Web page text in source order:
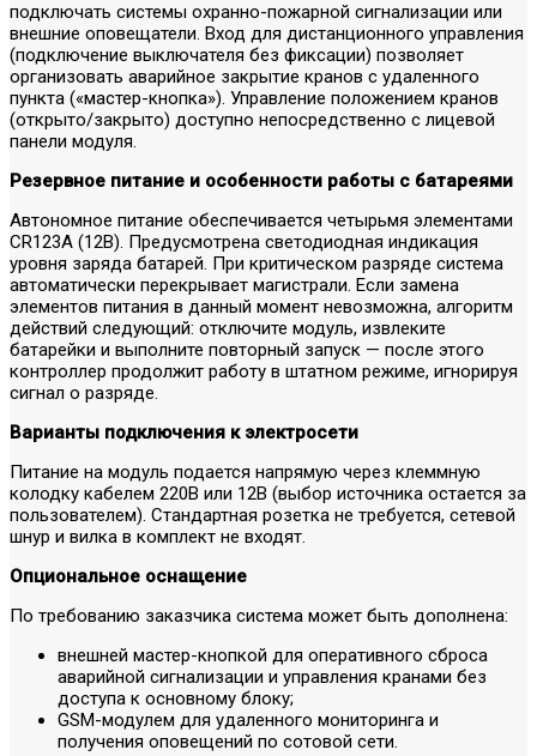
подключать системы охранно-пожарной сигнализации или
внешние оповещатели. Вход для дистанционного управления
(подключение выключателя без фиксации) позволяет
организовать аварийное закрытие кранов с удаленного
пункта («мастер-кнопка»). Управление положением кранов
(открыто/закрыто) доступно непосредственно с лицевой
панели модуля.
Резервное питание и особенности работы с батареями
Автономное питание обеспечивается четырьмя элементами
CR123A (12В). Предусмотрена светодиодная индикация
уровня заряда батарей. При критическом разряде система
автоматически перекрывает магистрали. Если замена
элементов питания в данный момент невозможна, алгоритм
действий следующий: отключите модуль, извлеките
батарейки и выполните повторный запуск — после этого
контроллер продолжит работу в штатном режиме, игнорируя
сигнал о разряде.
Варианты подключения к электросети
Питание на модуль подается напрямую через клеммную
колодку кабелем 220В или 12В (выбор источника остается за
пользователем). Стандартная розетка не требуется, сетевой
шнур и вилка в комплект не входят.
Опциональное оснащение
По требованию заказчика система может быть дополнена:
внешней мастер-кнопкой для оперативного сброса
аварийной сигнализации и управления кранами без
доступа к основному блоку;
GSM-модулем для удаленного мониторинга и
получения оповещений по сотовой сети.